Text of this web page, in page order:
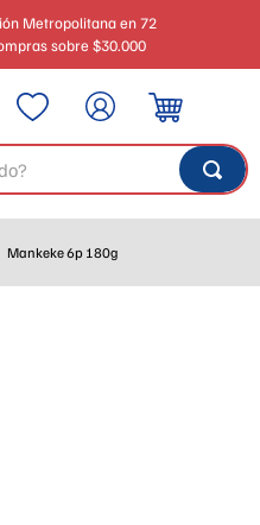
Metropolitana en 72
sobre $30.000
Mankeke 6p 180g